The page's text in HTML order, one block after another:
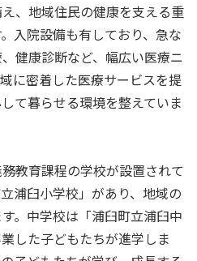
、地域住民の健康を支える重
入院設備も有しており、急な
健康診断など、幅広い医療ニ
に密着した医療サービスを提
て暮らせる環境を整えていま
教育課程の学校が設置されて
浦臼小学校」があり、地域の
。中学校は「浦臼町立浦臼中
した子どもたちが進学しま